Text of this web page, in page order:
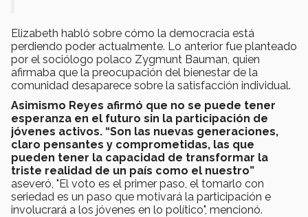
Elizabeth habló sobre cómo la democracia está
perdiendo poder actualmente. Lo anterior fue planteado
por el sociólogo polaco Zygmunt Bauman, quien
afirmaba que la preocupación del bienestar de la
comunidad desaparece sobre la satisfacción individual.
Asimismo Reyes afirmó que no se puede tener
esperanza en el futuro sin la participación de
jóvenes activos. “Son las nuevas generaciones,
claro pensantes y comprometidas, las que
pueden tener la capacidad de transformar la
triste realidad de un país como el nuestro”
aseveró, "El voto es el primer paso, el tomarlo con
seriedad es un paso que motivará la participación e
involucrará a los jóvenes en lo político", mencionó.